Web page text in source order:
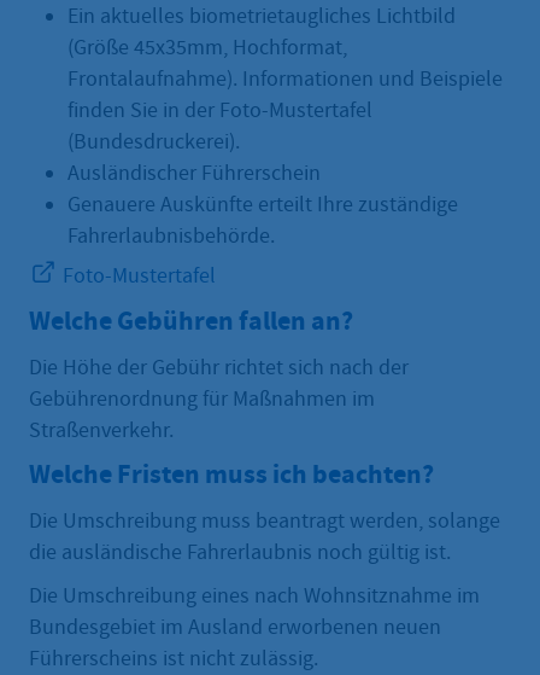
Ein aktuelles biometrietaugliches Lichtbild
(Größe 45x35mm, Hochformat,
Frontalaufnahme). Informationen und Beispiele
finden Sie in der Foto-Mustertafel
(Bundesdruckerei).
Ausländischer Führerschein
Genauere Auskünfte erteilt Ihre zuständige
Fahrerlaubnisbehörde.
Foto-Mustertafel
Welche Gebühren fallen an?
Die Höhe der Gebühr richtet sich nach der
Gebührenordnung für Maßnahmen im
Straßenverkehr.
Welche Fristen muss ich beachten?
Die Umschreibung muss beantragt werden, solange
die ausländische Fahrerlaubnis noch gültig ist.
Die Umschreibung eines nach Wohnsitznahme im
Bundesgebiet im Ausland erworbenen neuen
Führerscheins ist nicht zulässig.